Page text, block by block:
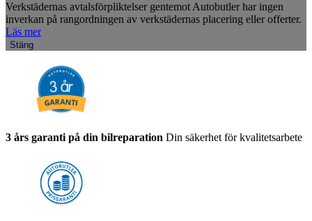
Verkstädernas avtalsförpliktelser gentemot Autobutler har ingen
inverkan på rangordningen av verkstädernas placering eller offerter.
Läs mer
Stäng
3 års garanti på din bilreparation Din säkerhet för kvalitetsarbete